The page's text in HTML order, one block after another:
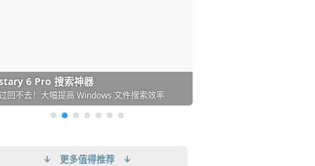
必备的下载神器
的 Windows 平台下载工具
6 Pro 搜索神器
回不去！大幅提高 Windows 文件搜索效率
桌面图标自动整理/美化神器
必备！图标再多桌面也不再凌乱！
Desktop 虚拟机
上流畅运行 Windows (支持 M 芯片)
下载网络视频的神器 (Mac)
下视频，超简单好用！谁用谁知道
- 极简好用的 Markdown 编辑器
写作体验！跨平台支持 Win / Mac
↓ 更多值得推荐 ↓